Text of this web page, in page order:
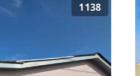
1138